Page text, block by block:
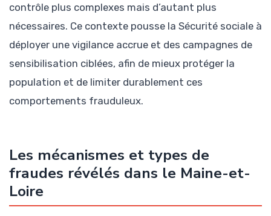
contrôle plus complexes mais d’autant plus
nécessaires. Ce contexte pousse la Sécurité sociale à
déployer une vigilance accrue et des campagnes de
sensibilisation ciblées, afin de mieux protéger la
population et de limiter durablement ces
comportements frauduleux.
Les mécanismes et types de
fraudes révélés dans le Maine-et-
Loire